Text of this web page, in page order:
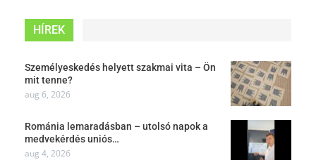
HÍREK
Személyeskedés helyett szakmai vita – Ön
mit tenne?
aug 6, 2026
Románia lemaradásban – utolsó napok a
medvekérdés uniós…
aug 4, 2026